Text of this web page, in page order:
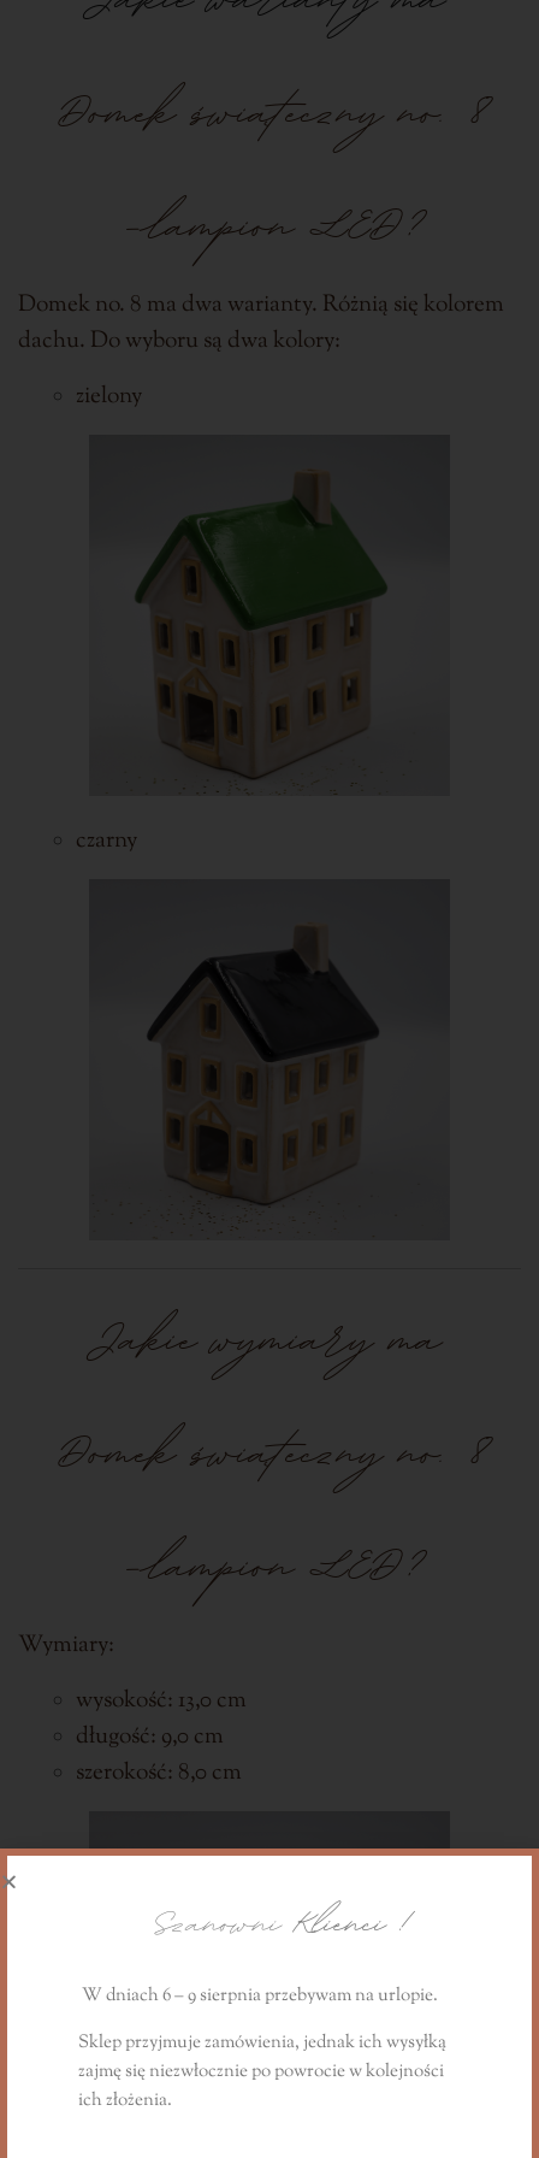
Domek świątecznyno. 8
-lampion LED?
Domek no. 8 ma dwa warianty. Różnią się kolorem
dachu. Do wyboru są dwa kolory:
zielony
czarny
Jakie wymiary ma
Domek świątecznyno. 8
-lampion LED?
Wymiary:
wysokość: 13,0 cm
długość: 9,0 cm
szerokość: 8,0 cm
SzanowniKlienci !
W dniach 6 – 9 sierpnia przebywam na urlopie.
Sklep przyjmuje zamówienia, jednak ich wysyłką
zajmę się niezwłoczniepo powrociew kolejności
ich złożenia.